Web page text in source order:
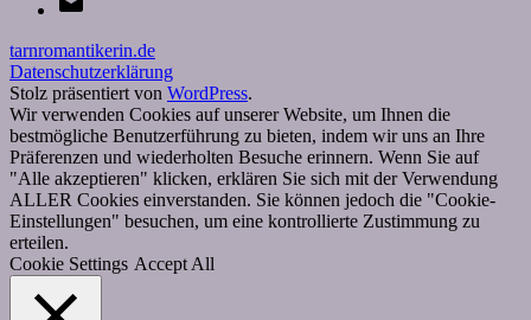
tarnromantikerin.de
Datenschutzerklärung
Stolz präsentiert von WordPress.
Wir verwenden Cookies auf unserer Website, um Ihnen die
bestmögliche Benutzerführung zu bieten, indem wir uns an Ihre
Präferenzen und wiederholten Besuche erinnern. Wenn Sie auf
"Alle akzeptieren" klicken, erklären Sie sich mit der Verwendung
ALLER Cookies einverstanden. Sie können jedoch die "Cookie-
Einstellungen" besuchen, um eine kontrollierte Zustimmung zu
erteilen.
Cookie Settings Accept All